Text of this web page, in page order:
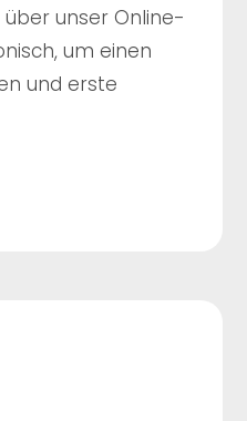
über unser Online-
um einen
und erste